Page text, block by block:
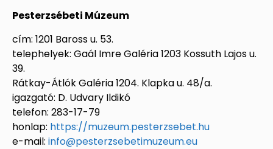
Pesterzsébeti Múzeum
cím: 1201 Baross u. 53.
telephelyek: Gaál Imre Galéria 1203 Kossuth Lajos u.
39.
Rátkay-Átlók Galéria 1204. Klapka u. 48/a.
igazgató: D. Udvary Ildikó
telefon: 283-17-79
honlap: https://muzeum.pesterzsebet.hu
e-mail: info@pesterzsebetimuzeum.eu